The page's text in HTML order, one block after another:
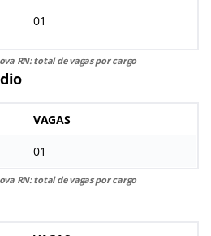
01
RN: total de vagas por cargo
VAGAS
01
RN: total de vagas por cargo